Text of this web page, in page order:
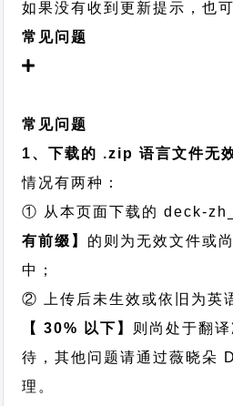
如果没有收到更新提示，也
常见问题
常见问题
1、下载的 .zip 语言文件无
情况有两种：
① 从本页面下载的 deck-
有前缀】 的则为无效文件或
中；
② 上传后未生效或依旧为英
【 30% 以下】 则尚处于翻
待，其他问题请通过薇晓朵
理。